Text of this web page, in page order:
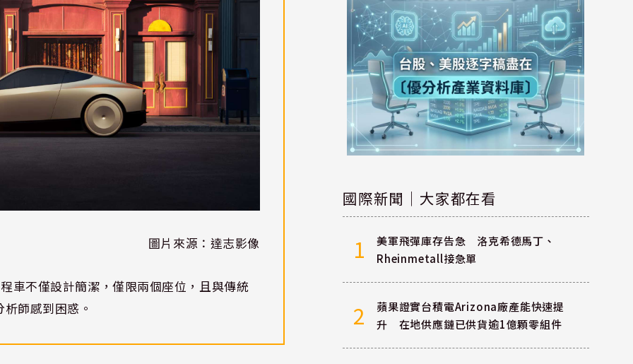
圖片來源：達志影像
車不僅設計簡潔，僅限兩個座位，且與傳統
師感到困惑。
國際新聞｜大家都在看
1
美軍飛彈庫存告急 洛克希德馬丁、
Rheinmetall接急單
2
蘋果證實台積電Arizona廠產能快速提
升 在地供應鏈已供貨逾1億顆零組件